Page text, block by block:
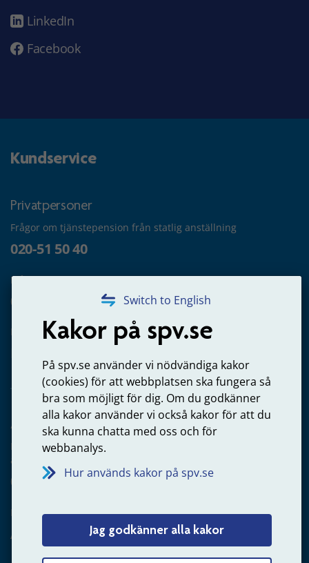
Switch to English
Kakor på spv.se
På spv.se använder vi nödvändiga kakor
(cookies) för att webbplatsen ska fungera så
bra som möjligt för dig. Om du godkänner
alla kakor använder vi också kakor för att du
ska kunna chatta med oss och för
webbanalys.
Hur används kakor på spv.se
Jag godkänner alla kakor
LinkedIn
Facebook
Kundservice
Privatpersoner
Frågor om tjänstepension från statlig anställning
020-51 50 40
Frågor om utbetalning
020-65 00 65
Kontakta oss
Arbetsgivare
Frågor om administration av tjänstepension från statlig
anställning
060-18 75 03
Kontakta oss
Arbetsgivare – skicka mejl till oss